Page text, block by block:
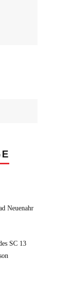
Neuenahr
SC 13